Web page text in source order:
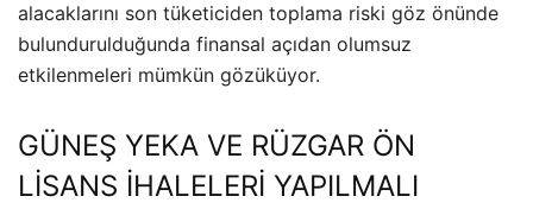
alacaklarını son tüketiciden toplama riski göz önünde
bulundurulduğunda finansal açıdan olumsuz
etkilenmeleri mümkün gözüküyor.
GÜNEŞ YEKA VE RÜZGAR ÖN
LİSANS İHALELERİ YAPILMALI